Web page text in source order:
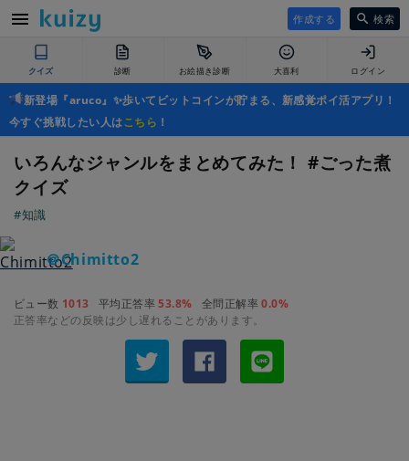
作成する 検索
クイズ 診断 お絵描き診断 大喜利 ログイン
新登場『aruco』✨歩いてビットコインが貯まる、新感覚ポイ活アプリ！
今すぐ挑戦したい人はこちら ！
いろんなジャンルをまとめてみた！ #ごった煮
クイズ
#知識
＠Chimitto2
ビュー数 1013 平均正答率53.8% 全問正解率0.0%
正答率などの反映は少し遅れることがあります。